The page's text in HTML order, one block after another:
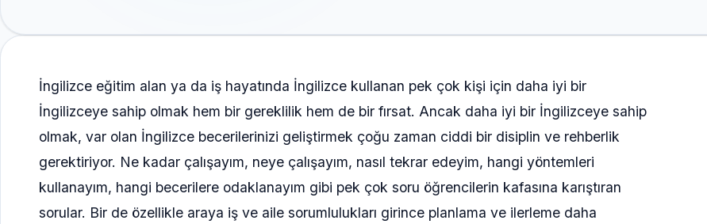
İngilizce eğitim alan ya da iş hayatında İngilizce kullanan pek çok kişi için daha iyi bir
İngilizceye sahip olmak hem bir gereklilik hem de bir fırsat. Ancak daha iyi bir İngilizceye sahip
olmak, var olan İngilizce becerilerinizi geliştirmek çoğu zaman ciddi bir disiplin ve rehberlik
gerektiriyor. Ne kadar çalışayım, neye çalışayım, nasıl tekrar edeyim, hangi yöntemleri
kullanayım, hangi becerilere odaklanayım gibi pek çok soru öğrencilerin kafasına karıştıran
sorular. Bir de özellikle araya iş ve aile sorumlulukları girince planlama ve ilerleme daha